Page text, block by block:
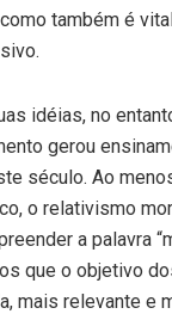
também é
idéias, no
gerou
século. Ao
o relativismo
a palavra
que o objetivo
mais relevante e